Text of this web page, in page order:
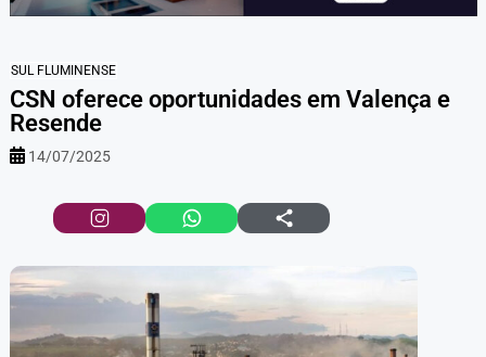
SUL FLUMINENSE
CSN oferece oportunidades em Valença e
Resende
14/07/2025